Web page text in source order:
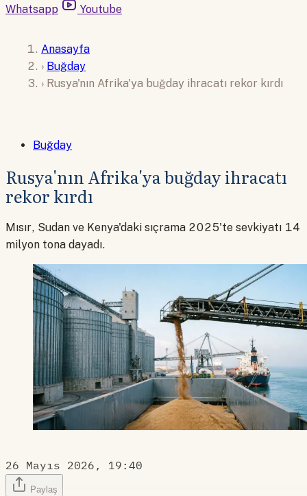
Whatsapp
Youtube
Anasayfa
› Buğday
› Rusya'nın Afrika'ya buğday ihracatı rekor kırdı
Buğday
Rusya'nın Afrika'ya buğday ihracatı
rekor kırdı
Mısır, Sudan ve Kenya'daki sıçrama 2025'te sevkiyatı 14
milyon tona dayadı.
26 Mayıs 2026, 19:40
Paylaş